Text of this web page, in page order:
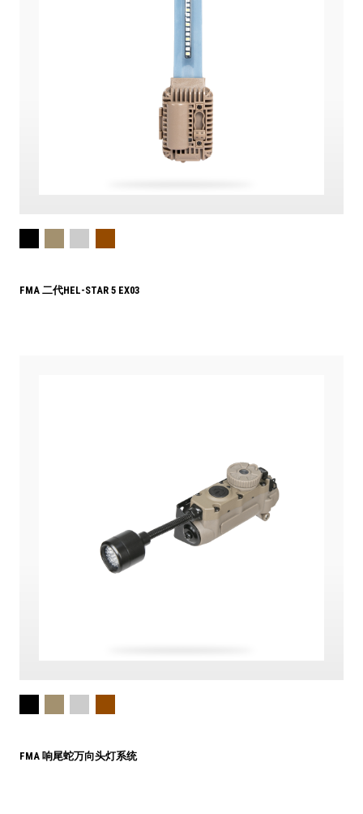
FMA 二代HEL-STAR 5 EX03
FMA 响尾蛇万向头灯系统